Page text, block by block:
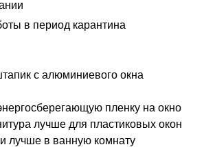
в период карантина
с алюминиевого окна
пленку на окно
лучше для пластиковых окон
лучше в ванную комнату